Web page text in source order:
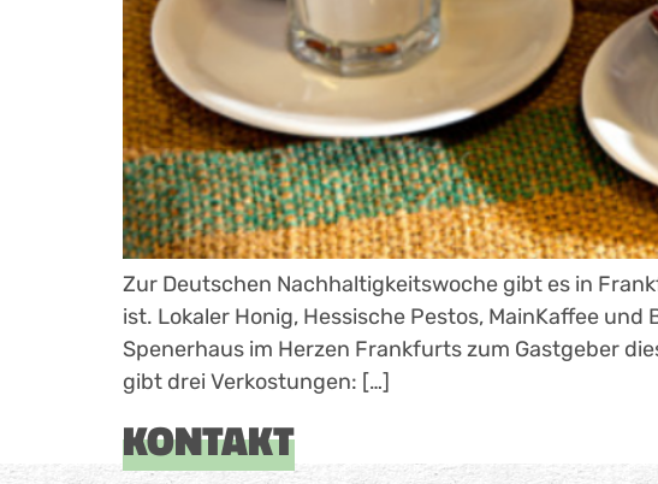
Zur Deutschen Nachhaltigkeitswoche gibt es in
ist. Lokaler Honig, Hessische Pestos, MainKaffee
Spenerhaus im Herzen Frankfurts zum Gastgeber
gibt drei Verkostungen: […]
KONTAKT